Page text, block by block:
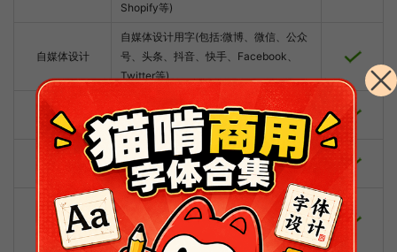
Shopify等)
自媒体设计
自媒体设计用字(包括:微博、微信、公众
号、头条、抖音、快手、Facebook、
Twitter等)
VI设计
VI设计用字(包括:标准字、导视手册、企
业手册等)
商标设计
商标设计用字(包括:企业或产品的徽标、
商标、注册商标等)
出版物设计
出版物设计用字(包括:图书、配套手册、
音像制品、内部刊物、报纸、杂志、学会
会刊、年度报告等)